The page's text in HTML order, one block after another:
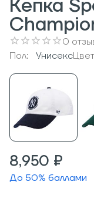
Кепка
0
Пол:
Унисекс
8,950 ₽
До 50% баллами